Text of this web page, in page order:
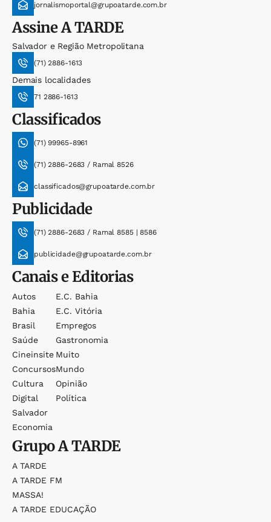
jornalismoportal@grupoatarde.com.br
AssineA TARDE
Salvador e Região Metropolitana
(71) 2886-1613
Demais localidades
71 2886-1613
Classificados
(71) 99965-8961
(71) 2886-2683 / Ramal 8526
classificados@grupoatarde.com.br
Publicidade
(71) 2886-2683 / Ramal 8585 | 8586
publicidade@grupoatarde.com.br
Canais e Editorias
Autos
Bahia
Brasil
Saúde
Cineinsite
Concursos
Cultura
Digital
Salvador
Economia
E.c. Bahia
E.c. Vitória
Empregos
Gastronomia
Muito
Mundo
Opinião
Política
GrupoA TARDE
A TARDE
A TARDE FM
MASSA!
A TARDE EDUCAÇÃO